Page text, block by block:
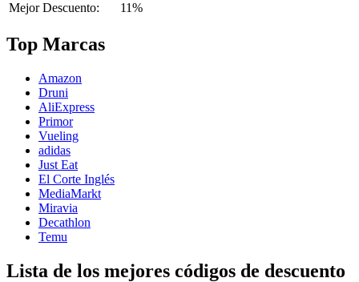
Mejor Descuento:
11%
Top Marcas
Amazon
Druni
AliExpress
Primor
Vueling
adidas
Just Eat
El Corte Inglés
MediaMarkt
Miravia
Decathlon
Temu
Lista de los mejores códigos de descuento